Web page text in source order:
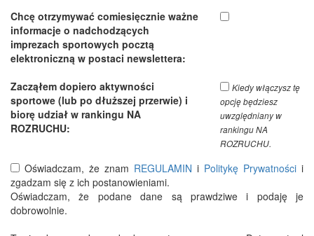
Chcę otrzymywać comiesięcznie ważne
informacje o nadchodzących
imprezach sportowych pocztą
elektroniczną w postaci newslettera:
Zacząłem dopiero aktywności
sportowe (lub po dłuższej przerwie) i
biorę udział w rankingu NA
ROZRUCHU:
Kiedy włączysz tę
opcję będziesz
uwzględniany w
rankingu NA
ROZRUCHU.
Oświadczam, że znam REGULAMIN i Politykę Prywatności i
zgadzam się z ich postanowieniami.
Oświadczam, że podane dane są prawdziwe i podaję je
dobrowolnie.